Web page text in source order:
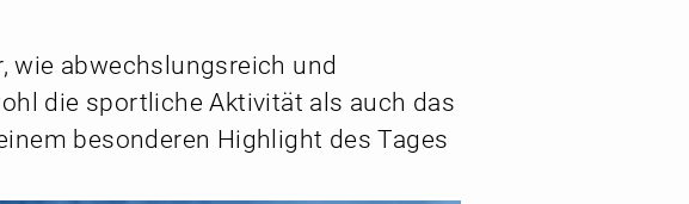
wie abwechslungsreich und
die sportliche Aktivität als auch das
besonderen Highlight des Tages